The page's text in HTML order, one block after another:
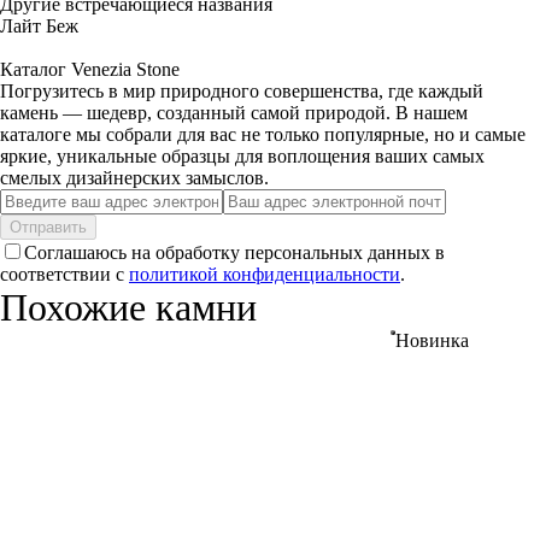
Другие встречающиеся названия
Лайт Беж
Каталог Venezia Stone
Погрузитесь в мир природного совершенства, где каждый
камень — шедевр, созданный самой природой. В нашем
каталоге мы собрали для вас не только популярные, но и самые
яркие, уникальные образцы для воплощения ваших самых
смелых дизайнерских замыслов.
Отправить
Соглашаюсь на обработку персональных данных в
соответствии с политикой конфиденциальности.
Похожие камни
Новинка